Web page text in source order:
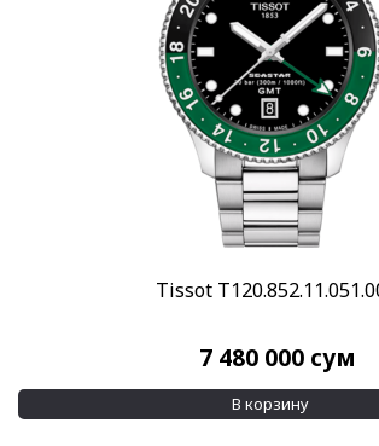
Tissot
7 480 000 сум
В корзину